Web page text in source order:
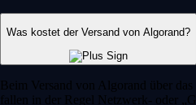
Was kostet der Versand von Algorand?
Beim Versand von Algorand über
fallen in der Regel Netzwerk- oder